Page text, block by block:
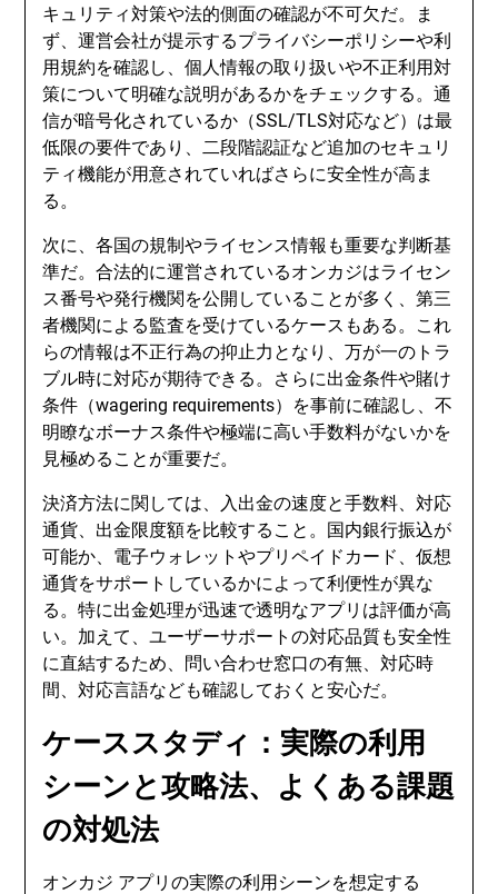
キュリティ対策や法的側面の確認が不可欠だ。ま
ず、運営会社が提示するプライバシーポリシーや利
用規約を確認し、個人情報の取り扱いや不正利用対
策について明確な説明があるかをチェックする。通
信が暗号化されているか（SSL/TLS対応など）は最
低限の要件であり、二段階認証など追加のセキュリ
ティ機能が用意されていればさらに安全性が高ま
る。
次に、各国の規制やライセンス情報も重要な判断基
準だ。合法的に運営されているオンカジはライセン
ス番号や発行機関を公開していることが多く、第三
者機関による監査を受けているケースもある。これ
らの情報は不正行為の抑止力となり、万が一のトラ
ブル時に対応が期待できる。さらに出金条件や賭け
条件（wagering requirements）を事前に確認し、不
明瞭なボーナス条件や極端に高い手数料がないかを
見極めることが重要だ。
決済方法に関しては、入出金の速度と手数料、対応
通貨、出金限度額を比較すること。国内銀行振込が
可能か、電子ウォレットやプリペイドカード、仮想
通貨をサポートしているかによって利便性が異な
る。特に出金処理が迅速で透明なアプリは評価が高
い。加えて、ユーザーサポートの対応品質も安全性
に直結するため、問い合わせ窓口の有無、対応時
間、対応言語なども確認しておくと安心だ。
ケーススタディ：実際の利用
シーンと攻略法、よくある課題
の対処法
オンカジ アプリの実際の利用シーンを想定する